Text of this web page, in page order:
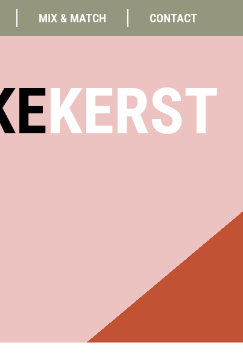
MIX & MATCH CONTACT
KERST